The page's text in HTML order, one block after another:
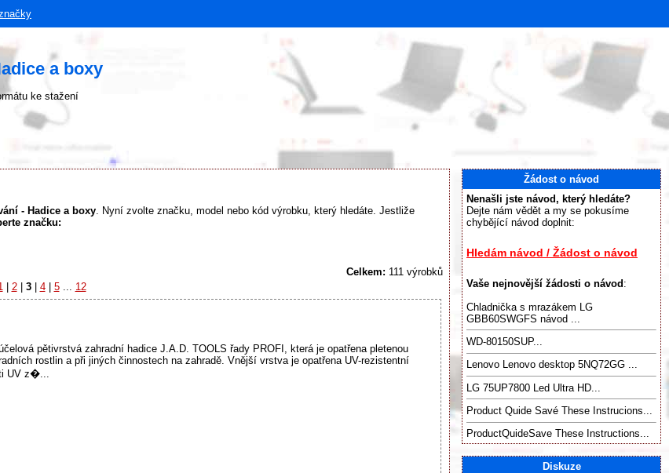
a boxy
ke stažení
- Hadice a boxy . Nyní zvolte značku, model nebo kód výrobku, který hledáte. Jestliže
značku:
Celkem: 111 výrobků
| 2 | 3 | 4 | 5 12
pětivrstvá zahradní hadice J.A.D. TOOLS řady PROFI, která je opatřena pletenou
rostlin a při jiných činnostech na zahradě. Vnější vrstva je opatřena UV-rezistentní
UV z�...
Žádost o návod
Nenašli jste návod, který hledáte?
Dejte nám vědět a my se pokusíme
chybějící návod doplnit:
Hledám návod / Žádost o návod
Vaše nejnovější žádosti o návod :
Chladnička s mrazákem LG
GBB60SWGFS návod ...
WD-80150SUP...
Lenovo Lenovo desktop 5NQ72GG ...
LG 75UP7800 Led Ultra HD...
Product Quide Savé These Instrucions...
ProductQuideSave These Instructions...
Diskuze